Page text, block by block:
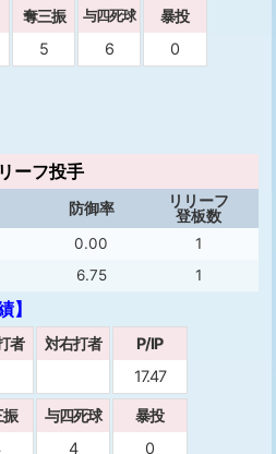
奪三振
5
与四死球
6
暴投
0
ーフ投手
防御率
リリーフ
登板数
0.00
1
6.75 1
】
者 対右打者
P/IP
17.47
振
与四死球
4
暴投
0